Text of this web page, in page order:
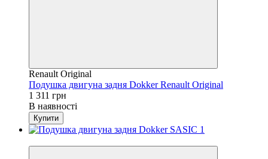
Renault Original
Подушка двигуна задня Dokker Renault Original
1 311 грн
В наявності
Купити